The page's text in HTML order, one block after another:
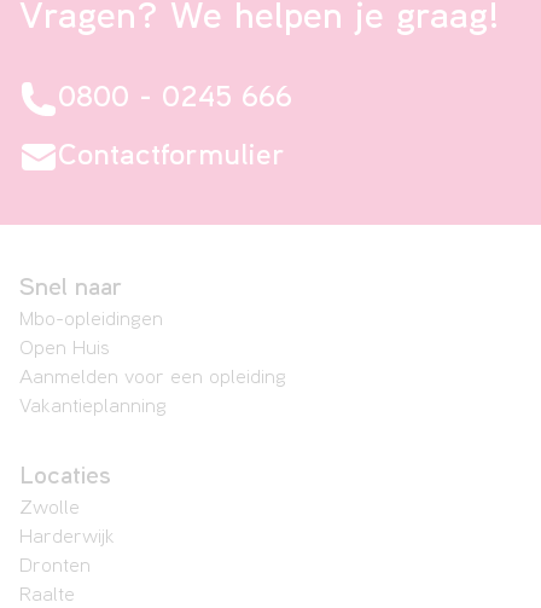
Vragen? We helpen je graag!
0800 - 0245 666
Contactformulier
Snel naar
Mbo-opleidingen
Open Huis
Aanmelden voor een opleiding
Vakantieplanning
Locaties
Zwolle
Harderwijk
Dronten
Raalte